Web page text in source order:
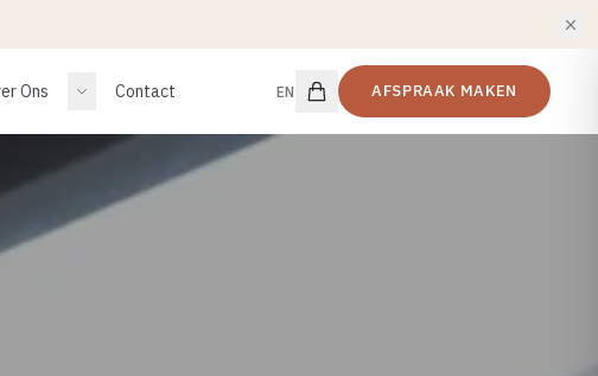
Ons Contact EN AFSPRAAK MAKEN